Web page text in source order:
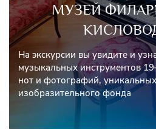
МУЗЕЙ
На экскурсии вы увидите и
музыкальных инструментов
нот и фотографий,
изобразительного фонда